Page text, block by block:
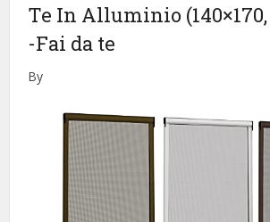
Te In Alluminio
-Fai da te
By